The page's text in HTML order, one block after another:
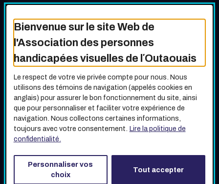
Bienvenue sur le site Web de
l'Association des personnes
handicapées visuelles de l′Outaouais
Le respect de votre vie privée compte pour nous. Nous
utilisons des témoins de navigation (appelés cookies en
anglais) pour assurer le bon fonctionnement du site, ainsi
que pour personnaliser et faciliter votre expérience de
navigation. Nous collectons certaines informations,
toujours avec votre consentement. Lire la politique de
confidentialité.
Personnaliser vos
choix
Tout accepter
LIENS UTILES
Accessibilité
Plan du site
Politique de confidentialité
Personnaliser les témoins
Copyright © 2026 Association des personnes handicapées
visuelles de l′Outaouais. Tous droits réservés.